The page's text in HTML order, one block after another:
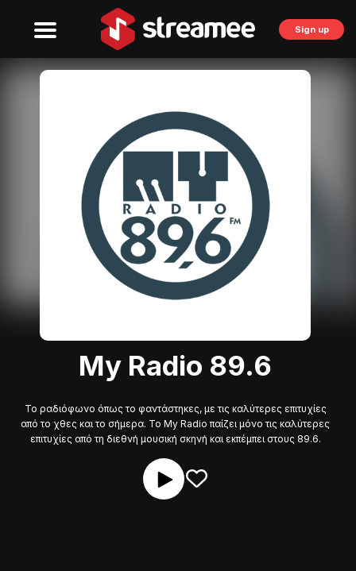
Sign up
My Radio 89.6
Το ραδιόφωνο όπως το φαντάστηκες, με τις καλύτερες επιτυχίες
από το χθες και το σήμερα. Το My Radio παίζει μόνο τις καλύτερες
επιτυχίες από τη διεθνή μουσική σκηνή και εκπέμπει στους 89.6.